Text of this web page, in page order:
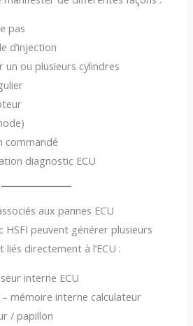
pas
d’injection
un ou plusieurs cylindres
commandé
diagnostic ECU
aux pannes ECU
HSFI peuvent générer plusieurs
directement à l’ECU :
interne ECU
– mémoire interne calculateur
/ papillon